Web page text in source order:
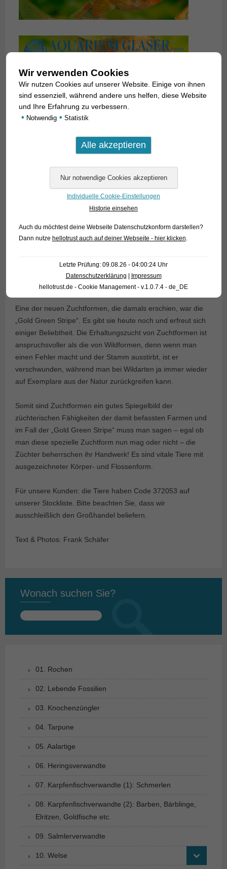
Eine der neuen Zuchtformen, die damals erschien, war die
„Gold Green Stripe“. Es gibt sie heute noch und erfreut sich
einiger Beliebtheit. Die Erhaltungszucht von Zuchtformen ist
anspruchsvoller als die von Wildformen, denn wenn man
einen Fehler macht und der Stamm ausstirbt, ist er
verschwunden, während man bei Wildarten ja immer wieder
auf Exemplare aus der Natur zurückgreifen kann.
Somit sind Zuchtformen ein gutes Spiegelbild der
züchterischen Fähigkeiten der damit befassten Farmen und
im Fall der „Gold Green Stripe“ muss man sagen – egal ob
man diese spezielle Zuchtform nun mag oder nicht – die
Züchter beherrschen ihr Handwerk! Es sind vitale Tiere mit
ausgezeichneter Körper- und Flossenform.
Für unsere Kunden: die Tiere haben Code 372053 auf
unserer Stockliste. Bitte beachten Sie, dass wir
ausschleißlich den Großhandel beliefern.
Text & Photos: Frank Schäfer
Wonach suchen Sie?
Suchen
01. Rochen
02. Lebende Fossilien
03. Knochenzüngler
04. Tarpune
05. Aalartige
06. Heringsverwandte
07. Karpfenfischverwandte (1): Schmerlen
08. Karpfenfischverwandte (2): Barben, Bärblinge,
Elritzen, Goldfische etc.
09. Salmlerverwandte
10. Welse
Wir verwenden Cookies
Wir nutzen Cookies auf unserer Website. Einige von ihnen
sind essenziell, während andere uns helfen, diese Website
und Ihre Erfahrung zu verbessern.
• Notwendig • Statistik
Individuelle Cookie-Einstellungen
Historie einsehen
Auch du möchtest deine Webseite Datenschutzkonform darstellen?
Dann nutze hellotrust auch auf deiner Webseite - hier klicken
Letzte Prüfung: 09.08.26 - 04:00:24 Uhr
Datenschutzerklärung | Impressum
hellotrust.de - Cookie Management - v.1.0.7.4 - de_DE